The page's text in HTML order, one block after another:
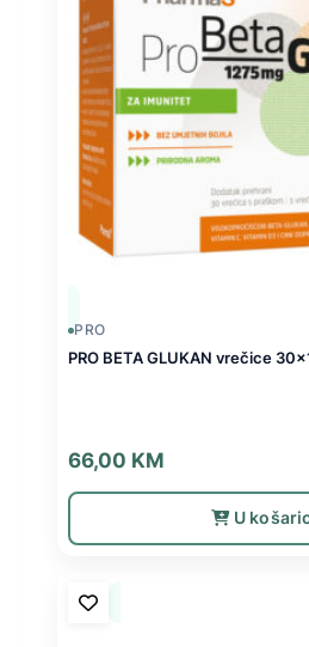
PRO
PRO BETA GLUKAN vrečice
66,00 KM
U